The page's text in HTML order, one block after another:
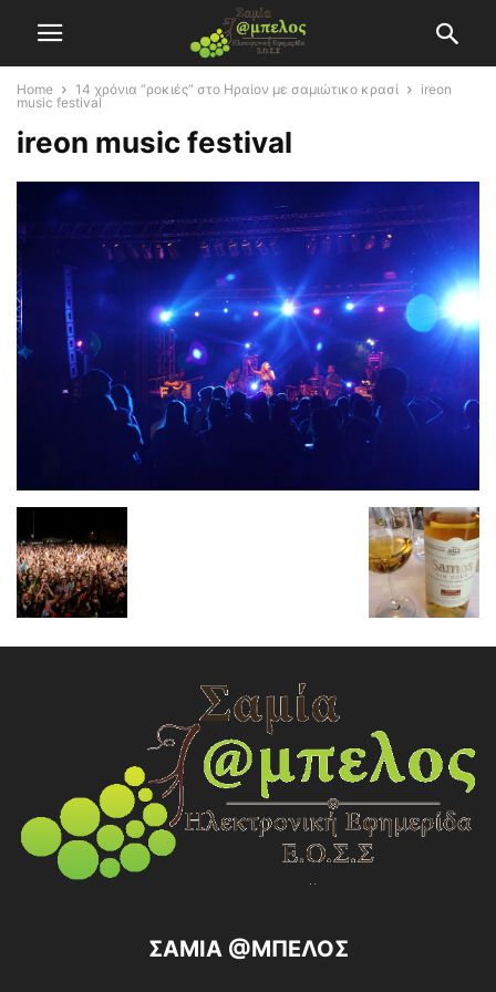
Home 14 χρόνια “ροκιές” στο Ηραίον με σαμιώτικο κρασί
ireon
music festival
ireon music festival
ΣΑΜΙΑ @ΜΠΕΛΟΣ